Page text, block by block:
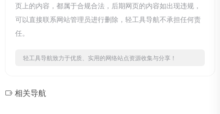
页上的内容，都属于合规合法，后期网页的内容如出现违规，
可以直接联系网站管理员进行删除，轻工具导航不承担任何责
任。
轻工具导航致力于优质、实用的网络站点资源收集与分享！
相关导航